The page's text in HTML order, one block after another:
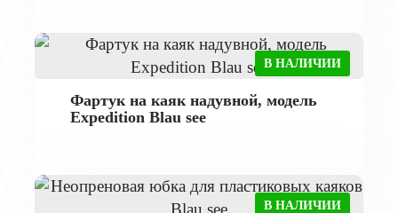
В НАЛИЧИИ
Фартук на каяк надувной, модель
Expedition Blau see
В НАЛИЧИИ